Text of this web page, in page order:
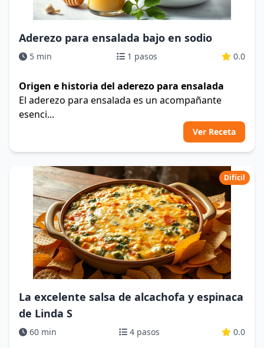
Aderezo para ensalada bajo en sodio
5 min 1 pasos 0.0
Origen e historia del aderezo para ensalada
El aderezo para ensalada es un acompañante
esenci...
Ver Receta
Difícil
La excelente salsa de alcachofa y espinaca
de Linda S
60 min 4 pasos 0.0